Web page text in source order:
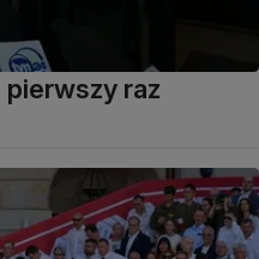
pierwszy raz